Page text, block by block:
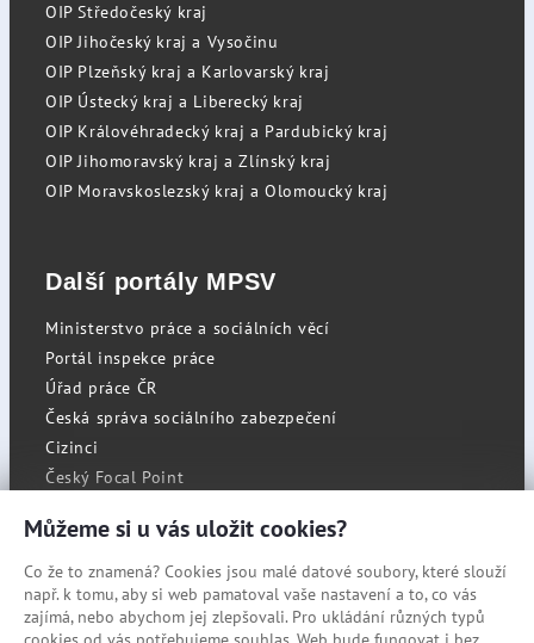
OIP Středočeský kraj
OIP Jihočeský kraj a Vysočinu
OIP Plzeňský kraj a Karlovarský kraj
OIP Ústecký kraj a Liberecký kraj
OIP Královéhradecký kraj a Pardubický kraj
OIP Jihomoravský kraj a Zlínský kraj
OIP Moravskoslezský kraj a Olomoucký kraj
Další portály MPSV
Ministerstvo práce a sociálních věcí
Portál inspekce práce
Úřad práce ČR
Česká správa sociálního zabezpečení
Cizinci
Český Focal Point
RSS
Cookies
Můžeme si u vás uložit cookies?
Co že to znamená? Cookies jsou malé datové soubory, které slouží
např. k tomu, aby si web pamatoval vaše nastavení a to, co vás
zajímá, nebo abychom jej zlepšovali. Pro ukládání různých typů